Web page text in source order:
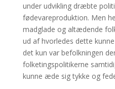
under udvikling dræbte
fødevareproduktion. Men
madglade og altædende
ud af hvorledes dette
det kun var befolkningen
folketingspolitikerne
kunne æde sig tykke og